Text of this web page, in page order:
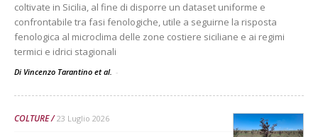
coltivate in Sicilia, al fine di disporre un dataset uniforme e
confrontabile tra fasi fenologiche, utile a seguirne la risposta
fenologica al microclima delle zone costiere siciliane e ai regimi
termici e idrici stagionali
Di Vincenzo Tarantino et al. -
COLTURE 23 Luglio 2026